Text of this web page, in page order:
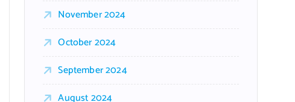
November 2024
October 2024
September 2024
August 2024